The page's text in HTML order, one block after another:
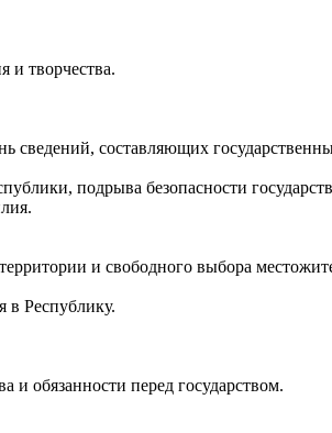
и творчества.
составляющих
подрыва безопасности
и свободного выбора
в Республику.
и обязанности перед государством.